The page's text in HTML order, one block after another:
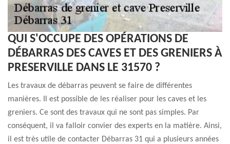
QUI S'OCCUPE DES OPÉRATIONS DE
DÉBARRAS DES CAVES ET DES GRENIERS À
PRESERVILLE DANS LE 31570 ?
Les travaux de débarras peuvent se faire de différentes
manières. Il est possible de les réaliser pour les caves et les
greniers. Ce sont des travaux qui ne sont pas simples. Par
conséquent, il va falloir convier des experts en la matière. Ainsi,
il est très utile de contacter Débarras 31 qui a plusieurs années